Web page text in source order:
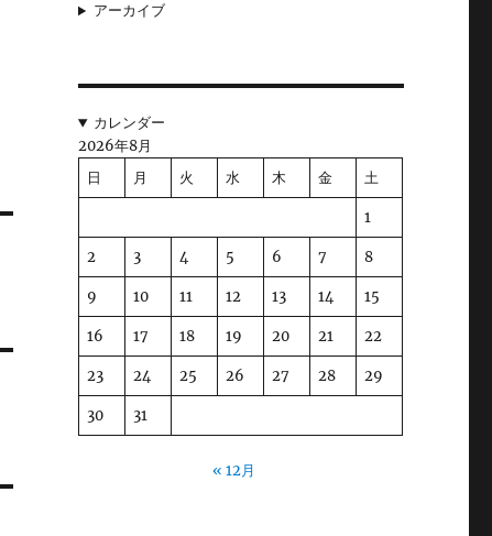
アーカイブ
カレンダー
2026年8月
日
月 火 水 木 金 土
1
2 3 4 5 6 7 8
9 10 11 12 13 14 15
16 17 18 19 20 21 22
23 24 25 26 27 28 29
30 31
« 12月